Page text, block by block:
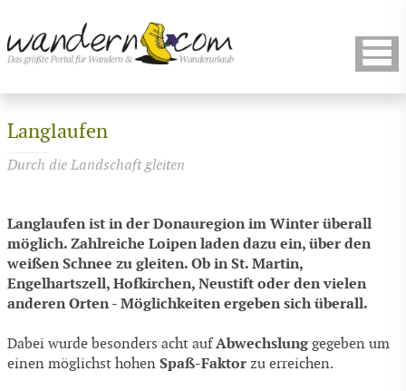
Langlaufen
Durch die Landschaft gleiten
Langlaufen ist in der Donauregion im Winter überall
möglich. Zahlreiche Loipen laden dazu ein, über den
weißen Schnee zu gleiten. Ob in St. Martin,
Engelhartszell, Hofkirchen, Neustift oder den vielen
anderen Orten - Möglichkeiten ergeben sich überall.
Dabei wurde besonders acht aufAbwechslunggegeben um
einen möglichst hohen Spaß-Faktor zu erreichen.